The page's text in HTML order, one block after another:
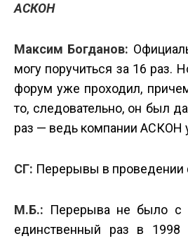
АСКОН
Максим Богданов:
могу поручиться за 16 раз.
форум уже проходил,
то, следовательно, он был
раз — ведь компании АСКОН
СГ: Перерывы в проведении
М.Б.: Перерыва не было с
единственный раз в 1998